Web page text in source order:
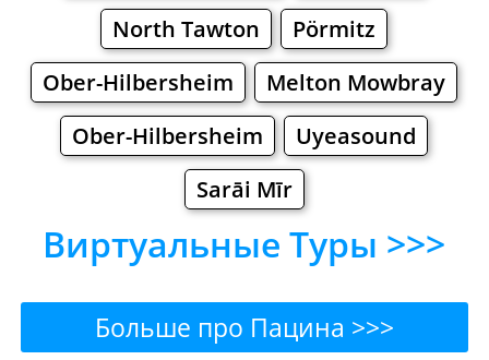
North Tawton
Pörmitz
Ober-Hilbersheim
Melton Mowbray
Ober-Hilbersheim
Uyeasound
Sarāi Mīr
Виртуальные Туры >>>
Больше про Пацина >>>